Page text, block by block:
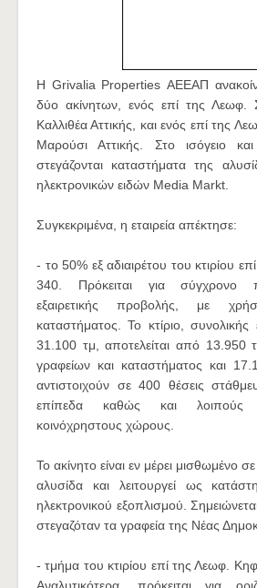
Η Grivalia Properties ΑΕΕΑΠ
δύο ακίνητων, ενός επί της Λεωφ.
Καλλιθέα Αττικής, και ενός επί της
Μαρούσι Αττικής. Στο ισόγειο
στεγάζονται καταστήματα της
ηλεκτρονικών ειδών Media Markt.
Συγκεκριμένα, η εταιρεία απέκτησε:
- το 50% εξ αδιαιρέτου του κτιρίου
340. Πρόκειται για σύγχρονο
εξαιρετικής προβολής, με
καταστήματος. Το κτίριο, συνολικής
31.100 τμ, αποτελείται από
γραφείων και καταστήματος και
αντιστοιχούν σε 400 θέσεις
επίπεδα καθώς και λοιπούς
κοινόχρηστους χώρους.
Το ακίνητο είναι εν μέρει μισθωμένο
αλυσίδα και λειτουργεί ως
ηλεκτρονικού εξοπλισμού.
στεγαζόταν τα γραφεία της Νέας
- τμήμα του κτιρίου επί της Λεωφ.